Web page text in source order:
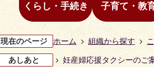
くらし・手続き 子育て・教
現在のページ ホーム 組織から探す
あしあと 妊産婦応援タクシーのご